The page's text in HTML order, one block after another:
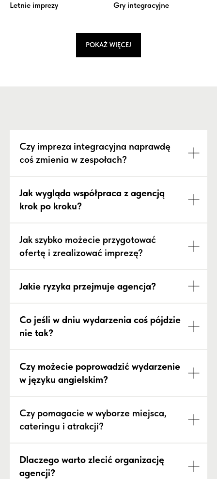
Letnie imprezy Gry integracyjne
POKAŻ WIĘCEJ
Czy impreza integracyjna naprawdę
coś zmienia w zespołach?
Jak wygląda współpraca z agencją
krok po kroku?
Jak szybko możecie przygotować
ofertę i zrealizować imprezę?
Jakie ryzyka przejmuje agencja?
Co jeśli w dniu wydarzenia coś pójdzie
nie tak?
Czy możecie poprowadzić wydarzenie
w języku angielskim?
Czy pomagacie w wyborze miejsca,
cateringu i atrakcji?
Dlaczego warto zlecić organizację
agencji?